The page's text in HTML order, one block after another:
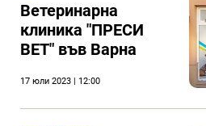
Ветеринарна
клиника "ПРЕСИ
ВЕТ" във Варна
17 юли 2023 | 12:00